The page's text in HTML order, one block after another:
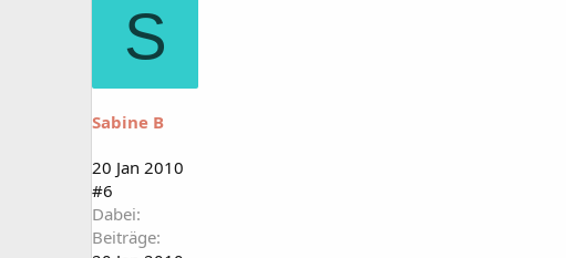
S
Sabine B
20 Jan 2010
#6
Dabei
Beiträge